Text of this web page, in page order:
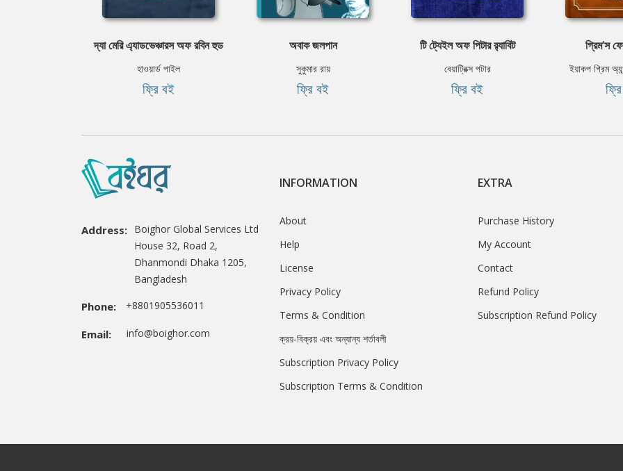
দ্যা মেরি এ্যাডভেঞ্চারস অফ রবিন হুড
হাওয়ার্ড পাইল
ফ্রি বই
অবাক জলপান
সুকুমার রায়
ফ্রি বই
টি ট্যেইল অফ পিটার র‌্যাবিট
বেয়াট্রিক্স পটার
ফ্রি বই
গ্রিম‘স
ইয়াকপ গ্রিম
Address: Boighor Global Services Ltd
House 32, Road 2,
Dhanmondi Dhaka 1205,
Bangladesh
Phone: +8801905536011
Email: info@boighor.com
INFORMATION
About
Help
License
Privacy Policy
Terms & Condition
ক্রয়-বিক্রয় এবং অন্যান্য শর্তাবলী
Subscription Privacy Policy
Subscription Terms & Condition
EXTRA
Purchase History
My Account
Contact
Refund Policy
Subscription Refund Policy